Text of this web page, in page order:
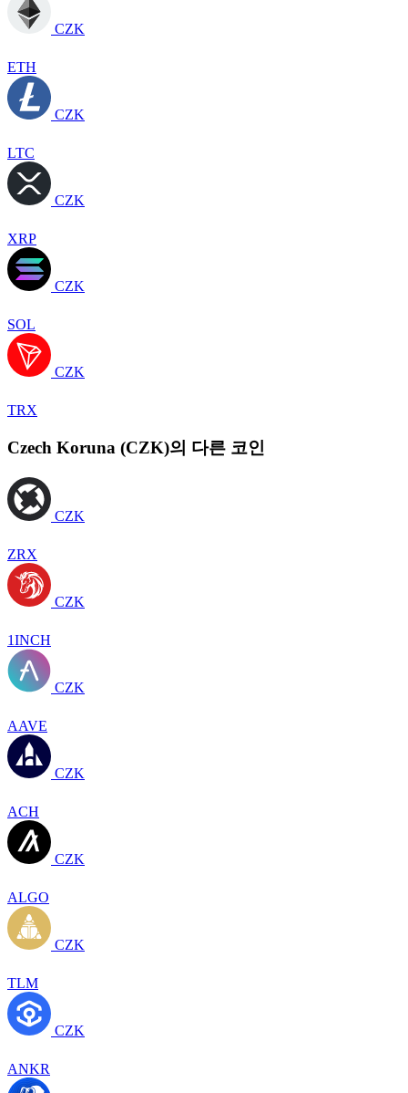
CZK
ETH
CZK
LTC
CZK
XRP
CZK
SOL
CZK
TRX
Czech Koruna (CZK)의 다른 코인
CZK
ZRX
CZK
1INCH
CZK
AAVE
CZK
ACH
CZK
ALGO
CZK
TLM
CZK
ANKR